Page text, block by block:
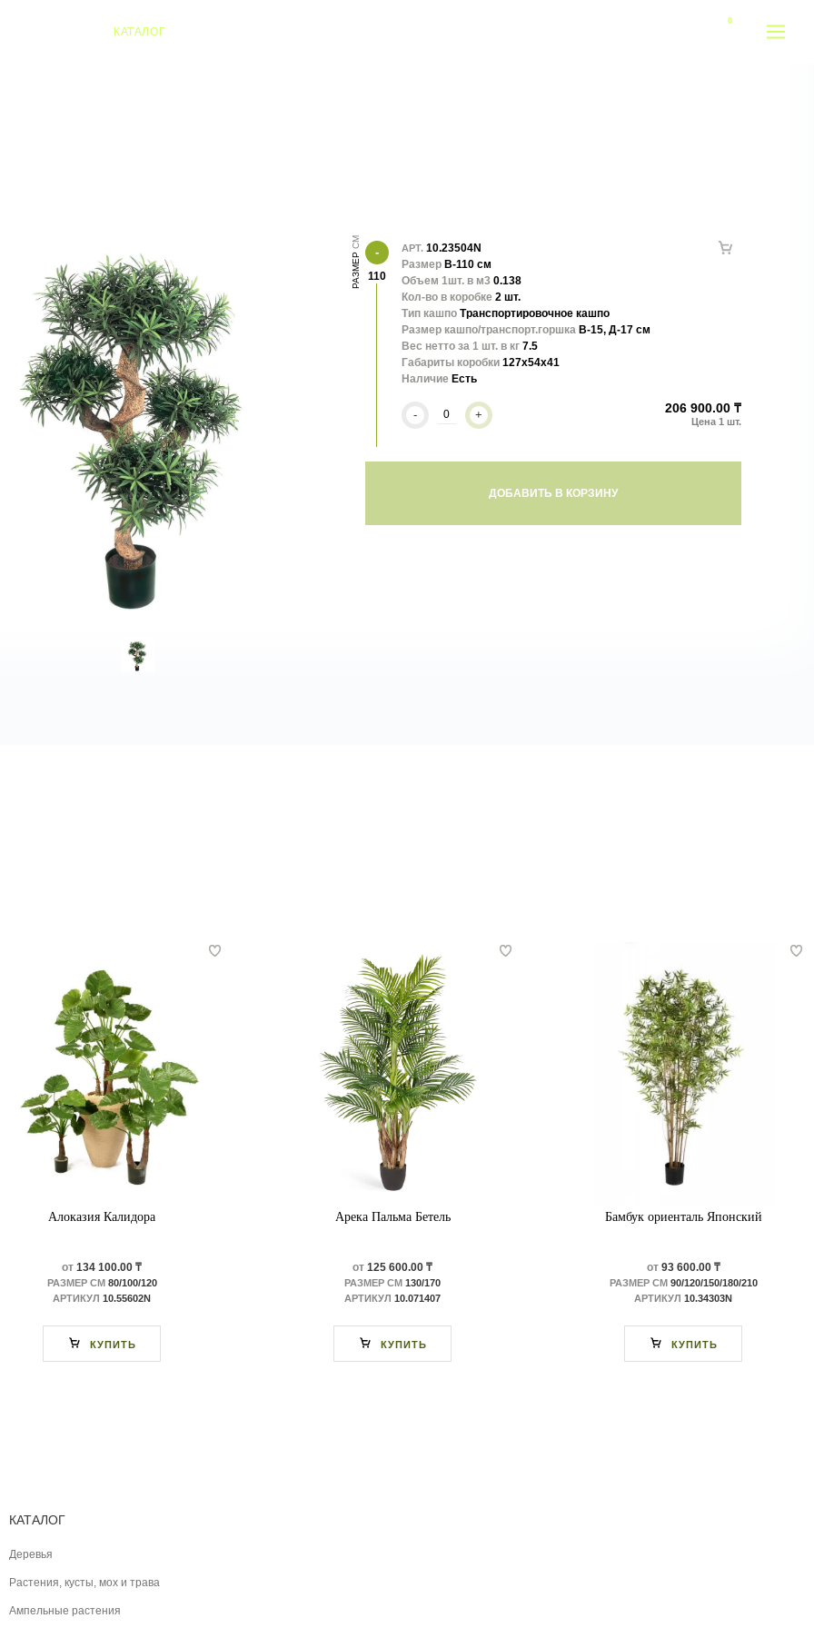
КАТАЛОГ
РАЗМЕР 110
АРТ. 10.23504N
Размер В-110 см
Объем 1шт. в м3 0.138
Кол-во в коробке 2 шт.
Тип кашпо Транспортировочное кашпо
Размер кашпо/транспорт.горшка В-15, Д-17 см
Вес нетто за 1 шт. в кг 7.5
Габариты коробки 127x54x41
Наличие Есть
- + 206 900.00 ₸
ДОБАВИТЬ В КОРЗИНУ
Алоказия Калидора
от 134 100.00 ₸
РАЗМЕР СМ80/100/120
АРТИКУЛ 10.55602N
КУПИТЬ
Арека Пальма Бетель
от 125 600.00 ₸
РАЗМЕР СМ 130/170
АРТИКУЛ 10.071407
КУПИТЬ
Бамбук ориенталь Японский
от93 600.00 ₸
РАЗМЕР СМ90/120/150/180/210
АРТИКУЛ 10.34303N
КУПИТЬ
КАТАЛОГ
Деревья
Растения, кусты, мох и трава
Ампельные растения